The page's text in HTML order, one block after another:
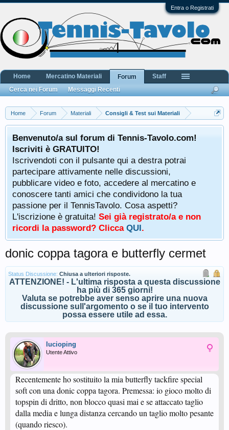
Entra o Registrati
Home Forum Materiali Consigli & Test sui Materiali
Benvenuto/a sul forum di Tennis-Tavolo.com!
Iscriviti è GRATUITO!
Iscrivendoti con il pulsante qui a destra potrai
partecipare attivamente nelle discussioni,
pubblicare video e foto, accedere al mercatino e
conoscere tanti amici che condividono la tua
passione per il TennisTavolo. Cosa aspetti?
L'iscrizione è gratuita! Sei già registrato/a e non
ricordi la password? Clicca QUI.
donic coppa tagora e butterfly cermet
Status Discussione: Chiusa a ulteriori risposte.
ATTENZIONE! - L'ultima risposta a questa discussione
ha più di 365 giorni!
Valuta se potrebbe aver senso aprire una nuova
discussione sull'argomento o se il tuo intervento
possa essere utile ad essa.
lucioping
Utente Attivo
Recentemente ho sostituito la mia butterfly tackfire special
soft con una donic coppa tagora. Premessa: io gioco molto di
topspin di dritto, non blocco quasi mai e se attaccato taglio
dalla media e lunga distanza cercando un taglio molto pesante
(quando riesco).
Home Mercatino Materiali
Forum
Cerca nei Forum
Messaggi Recenti
Staff